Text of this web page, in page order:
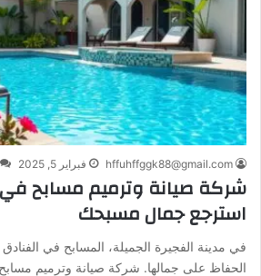
hffuhffggk88@gmail.com فبراير 5, 2025
شركة صيانة وترميم مسابح في
استرجع جمال مسبحك
في مدينة الفجيرة الجميلة، المسابح في الفنادق
الحفاظ على جمالها. شركة صيانة وترميم